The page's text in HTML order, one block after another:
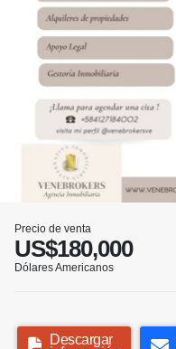
Precio de venta
US$180,000
Dólares Americanos
Descargar